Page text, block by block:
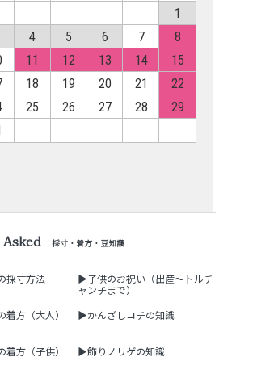
採寸・着方・豆知識
採寸方法
▶子供のお祝い（出産～トルチ
ャンチまで）
方（大人）
▶かんざしコチの知識
方（子供） ▶飾りノリゲの知識